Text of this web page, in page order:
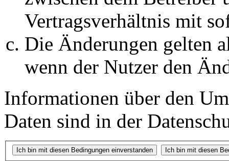
Vertragsverhältnis mit
Die Änderungen gelten
wenn der Nutzer den
Informationen über den
Daten sind in der